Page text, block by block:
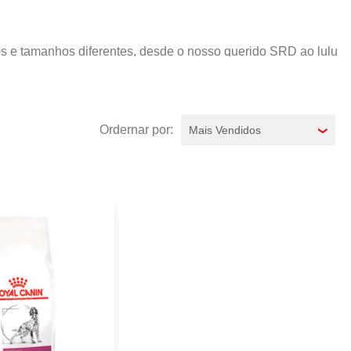
e tamanhos diferentes, desde o nosso querido SRD ao lulu
Sem dúvidas, esse pet é o melhor amigo de muita gente,
Mais Vendidos